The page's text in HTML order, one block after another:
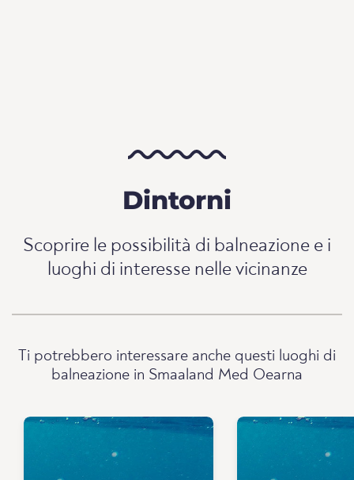
Dintorni
Scoprire le possibilità di balneazione e i
luoghi di interesse nelle vicinanze
Ti potrebbero interessare anche questi luoghi di
balneazione in Smaaland Med Oearna